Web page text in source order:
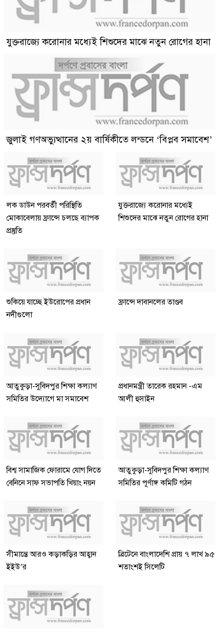
যুক্তরাজ্যে করোনার মধ্যেই শিশুদের মাঝে নতুন রোগের হানা
জুলাই গণঅভ্যুত্থানের ২য় বার্ষিকীতে লন্ডনে ‘বিপ্লব সমাবেশ’
লক ডাউন পরবর্তী পরিস্থিতি
মোকাবেলায় ফ্রান্সে চলছে ব্যাপক
প্রস্তুতি
যুক্তরাজ্যে করোনার মধ্যেই
শিশুদের মাঝে নতুন রোগের হানা
শুকিয়ে যাচ্ছে ইউরোপের প্রধান
নদীগুলো
ফ্রান্সে দাবানলের তাণ্ডব
আতুকুড়া-সুবিদপুর শিক্ষা কল্যাণ
সমিতির উদ্যোগে মা সমাবেশ
প্রধানমন্ত্রী তারেক রহমান -এম
আলী হুসাইন
বিশ্ব সামাজিক ফোরামে যোগ দিতে
বেনিনে সাফ সভাপতি খিয়াং নয়ন
আতুকুড়া-সুবিদপুর শিক্ষা কল্যাণ
সমিতির পূর্ণাঙ্গ কমিটি গঠন
সীমান্তে আরও কড়াকড়ির আহ্বান
ইইউ’র
ব্রিটেনে বাংলাদেশি প্রায় ৭ লাখ ৯৫
শতাংশই সিলেটি